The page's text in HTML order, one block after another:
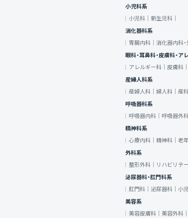
小児科系
小児科｜ 新生児科｜
消化器科系
胃腸内科｜ 消化器内科・
眼科・耳鼻科・皮膚科・ア
アレルギー科｜ 皮膚科｜
産婦人科系
産婦人科｜ 婦人科｜ 産科
呼吸器科系
呼吸器内科｜ 呼吸器外科
精神科系
心療内科｜ 精神科｜ 老
外科系
整形外科｜
リハビリテ
泌尿器科・肛門科系
肛門科｜ 泌尿器科｜ 小
美容系
美容皮膚科｜ 美容外科｜